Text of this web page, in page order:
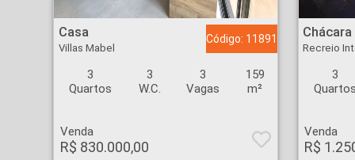
Casa
Villas Mabel
Código: 11891
3
Quartos
3
W.C.
3
Vagas
159
m²
Venda
R$ 830.000,00
Chácara
Recreio
3
Venda
R$